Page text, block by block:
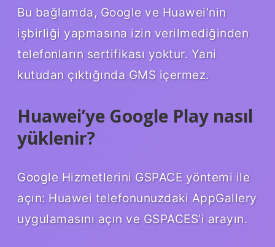
Bu bağlamda, Google ve Huawei’nin
işbirliği yapmasına izin verilmediğinden
telefonların sertifikası yoktur. Yani
kutudan çıktığında GMS içermez.
Huawei’ye Google Play nasıl
yüklenir?
Google Hizmetlerini GSPACE yöntemi ile
açın: Huawei telefonunuzdaki AppGallery
uygulamasını açın ve GSPACES’i arayın.